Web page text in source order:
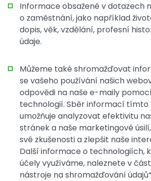
Informace obsažené v dotazech
o zaměstnání, jako například
dopis, věk, vzdělání, profesní
údaje.
Můžeme také shromažďovat
se vašeho používání našich
odpovědi na naše e-maily
technologií. Sběr informací tímto
umožňuje analyzovat efektivitu
stránek a naše marketingové
své zkušenosti a zlepšit naše
Další informace o technologiích,
účely využíváme, naleznete v
nástroje na shromažďování